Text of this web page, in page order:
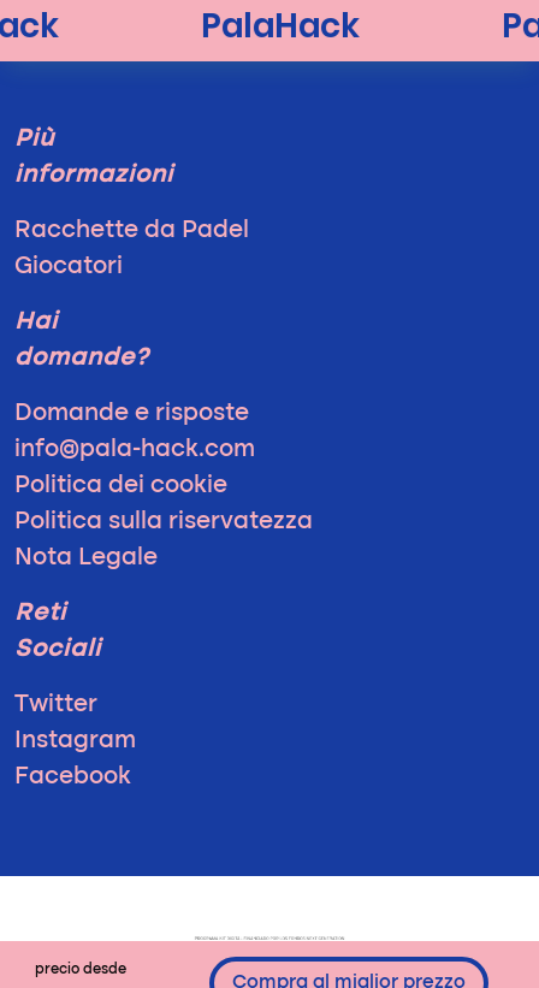
precio desde
Compra al miglior prezzo
Più
informazioni
Racchette da Padel
Giocatori
Hai
domande?
Domande e risposte
info@pala-hack.com
Politica dei cookie
Politica sulla riservatezza
Nota Legale
Reti
Sociali
Twitter
Instagram
Facebook